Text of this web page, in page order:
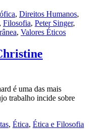
, Direitos Humanos,
, Filosofia, Peter Singer,
, Valores Éticos
é uma das mais
trabalho incide sobre
, Ética, Ética e Filosofia